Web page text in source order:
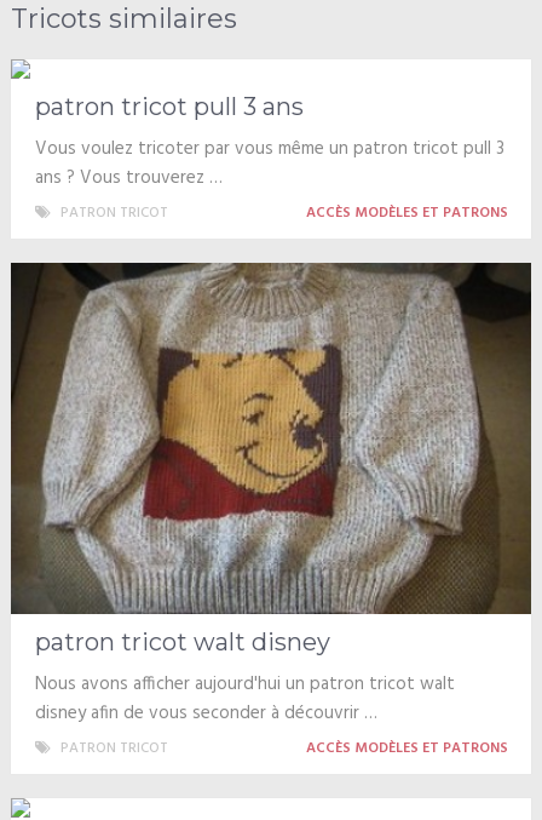
Tricots similaires
patron tricot pull 3 ans
Vous voulez tricoter par vous même un patron tricot pull 3
ans ? Vous trouverez …
PATRON TRICOT ACCÈS MODÈLES ET PATRONS
patron tricot walt disney
Nous avons afficher aujourd'hui un patron tricot walt
disney afin de vous seconder à découvrir …
PATRON TRICOT ACCÈS MODÈLES ET PATRONS